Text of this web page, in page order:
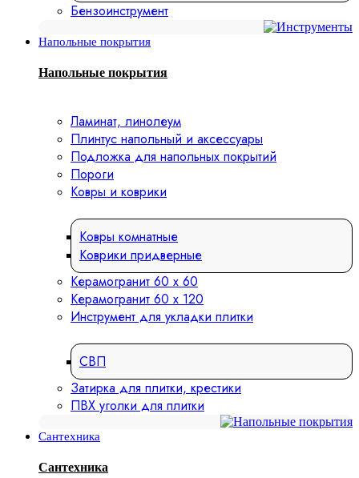
Бензоинструмент
Напольные покрытия
Напольные покрытия
Ламинат, линолеум
Плинтус напольный и аксессуары
Подложка для напольных покрытий
Пороги
Ковры и коврики
Ковры комнатные
Коврики придверные
Керамогранит 60 х 60
Керамогранит 60 х 120
Инструмент для укладки плитки
СВП
Затирка для плитки, крестики
ПВХ уголки для плитки
Сантехника
Сантехника